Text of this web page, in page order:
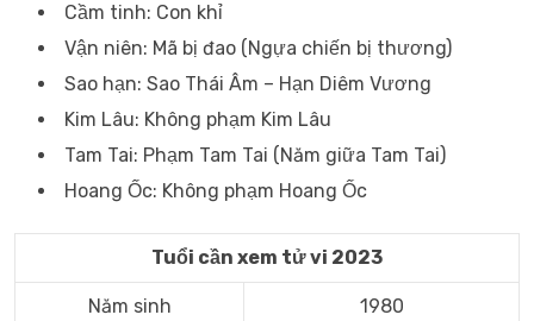
Cầm tinh: Con khỉ
Vận niên: Mã bị đao (Ngựa chiến bị thương)
Sao hạn: Sao Thái Âm – Hạn Diêm Vương
Kim Lâu: Không phạm Kim Lâu
Tam Tai: Phạm Tam Tai (Năm giữa Tam Tai)
Hoang Ốc: Không phạm Hoang Ốc
Tuổi cần xem tử vi 2023
Năm sinh 1980